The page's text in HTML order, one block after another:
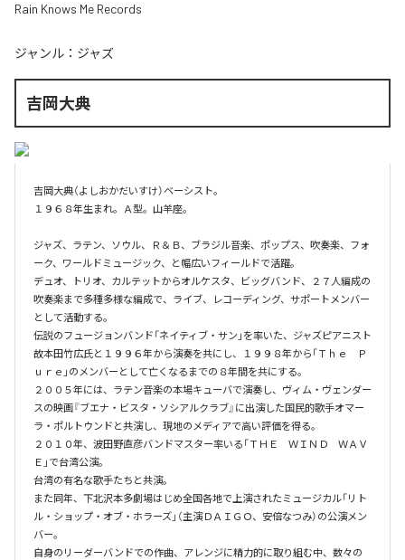
Rain Knows Me Records
ジャンル： ジャズ
吉岡大典
吉岡大典（よしおかだいすけ）ベーシスト。
１９６８年生まれ。Ａ型。山羊座。
ジャズ、ラテン、ソウル、Ｒ＆Ｂ、ブラジル音楽、ポップス、吹奏楽、フォ
ーク、ワールドミュージック、と幅広いフィールドで活躍。
デュオ、トリオ、カルテットからオルケスタ、ビッグバンド、２７人編成の
吹奏楽まで多種多様な編成で、ライブ、レコーディング、サポートメンバー
として活動する。
伝説のフュージョンバンド「ネイティブ・サン」を率いた、ジャズピアニスト
故本田竹広氏と１９９６年から演奏を共にし、１９９８年から「Ｔｈｅ　Ｐ
ｕｒｅ」のメンバーとして亡くなるまでの８年間を共にする。
２００５年には、ラテン音楽の本場キューバで演奏し、ヴィム・ヴェンダー
スの映画『ブエナ・ビスタ・ソシアルクラブ』に出演した国民的歌手オマー
ラ・ポルトウンドと共演し、現地のメディアで高い評価を得る。
２０１０年、波田野直彦バンドマスター率いる「ＴＨＥ　ＷＩＮＤ　ＷＡＶ
Ｅ」で台湾公演。
台湾の有名な歌手たちと共演。
また同年、下北沢本多劇場はじめ全国各地で上演されたミュージカル「リト
ル・ショップ・オブ・ホラーズ」（主演ＤＡＩＧＯ、安倍なつみ）の公演メン
バー。
自身のリーダーバンドでの作曲、アレンジに精力的に取り組む中、数々の